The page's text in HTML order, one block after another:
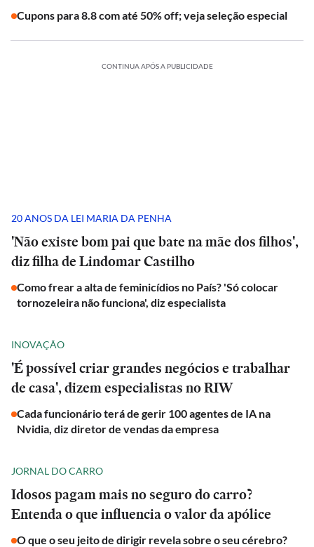
Cupons para 8.8 com até 50% off; veja seleção especial
CONTINUA APÓS A PUBLICIDADE
20 ANOS DA LEI MARIA DA PENHA
'Não existe bom pai que bate na mãe dos filhos',
diz filha de Lindomar Castilho
Como frear a alta de feminicídios no País? 'Só colocar
tornozeleira não funciona', diz especialista
INOVAÇÃO
'É possível criar grandes negócios e trabalhar
de casa', dizem especialistas no RIW
Cada funcionário terá de gerir 100 agentes de IA na
Nvidia, diz diretor de vendas da empresa
JORNAL DO CARRO
Idosos pagam mais no seguro do carro?
Entenda o que influencia o valor da apólice
O que o seu jeito de dirigir revela sobre o seu cérebro?